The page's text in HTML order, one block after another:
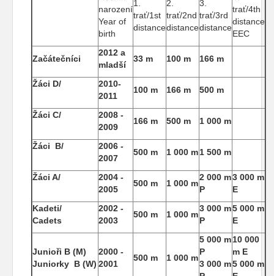
narození
Year of
birth
1.
trať/1st
distance
2.
trať/2nd
distance
3.
trať/3rd
distance
trať/4th
distance
EEC
Začátečníci
2012 a
mladší
33 m 100 m 166 m
Žáci D/
2010-
2011
100 m 166 m 500 m
Žáci C/
2008 -
2009
166 m 500 m 1 000 m
Žáci B/
2006 -
2007
500 m 1 000 m1 500 m
Žáci A/
2004 -
2005
500 m 1 000 m
2 000 m
P
3 000 m
E
Kadeti/
Cadets
2002 -
2003
500 m 1 000 m
3 000 m
P
5 000 m
E
Junioři B (M)
Juniorky B (W)
2000 -
2001
500 m 1 000 m
5 000 m
P
3 000 m
10 000
m E
5 000 m